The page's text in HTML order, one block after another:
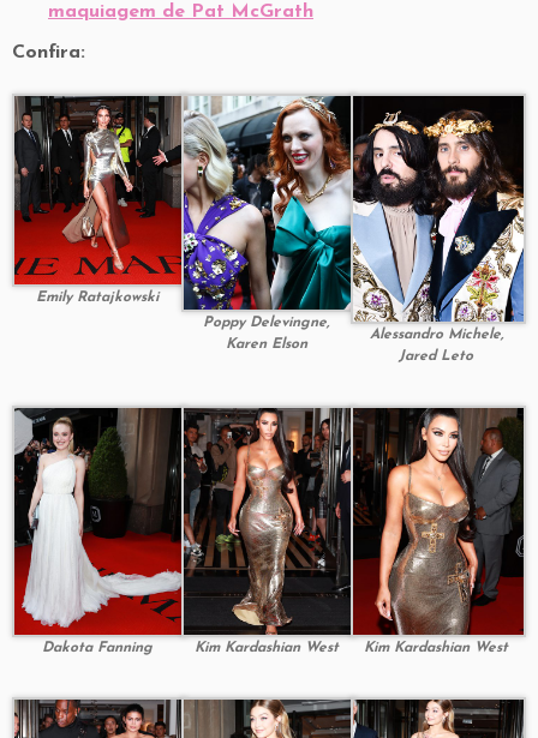
maquiagem de Pat McGrath
Confira:
Emily Ratajkowski
Poppy Delevingne,
Karen Elson
Alessandro Michele,
Jared Leto
Dakota Fanning Kim Kardashian West Kim Kardashian West